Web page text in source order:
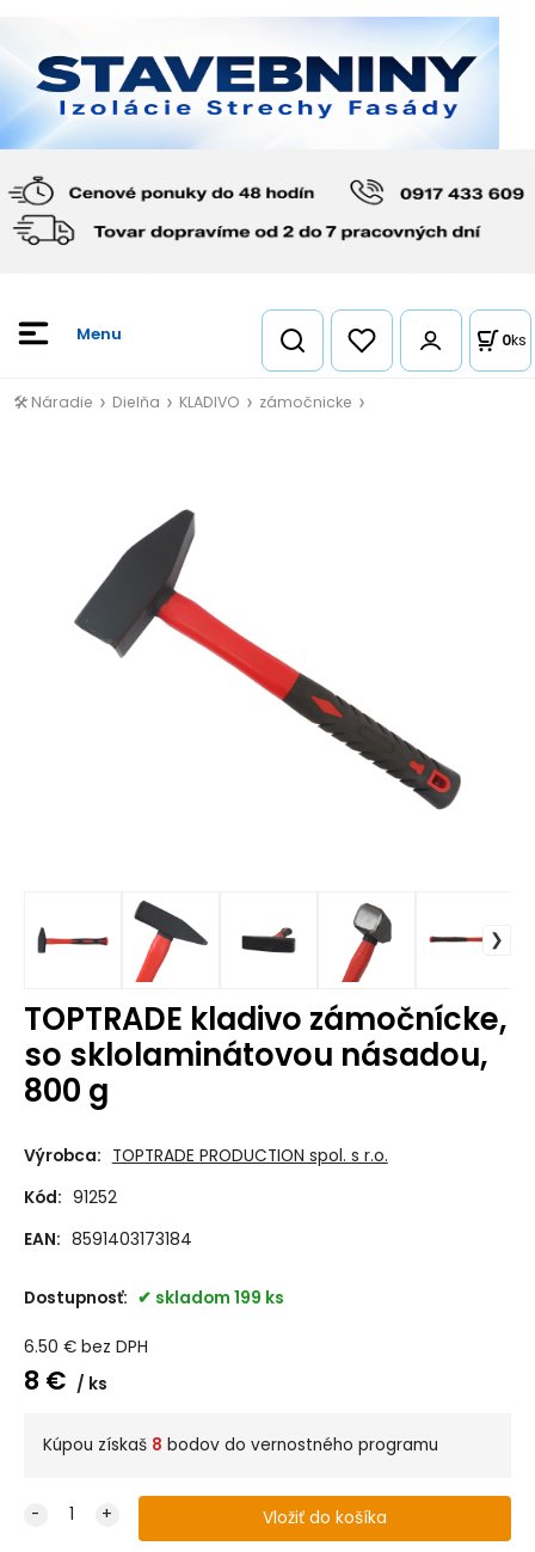
0ks
🛠️ Náradie Dielňa KLADIVO zámočnicke
TOPTRADE kladivo zámočnícke,
so sklolaminátovou násadou,
800 g
Výrobca: TOPTRADE PRODUCTION spol. s r.o.
Kód: 91252
EAN: 8591403173184
Dostupnosť: skladom 199 ks
6.50 € bez DPH
8 € ks
Kúpou získaš 8 bodov do vernostného programu